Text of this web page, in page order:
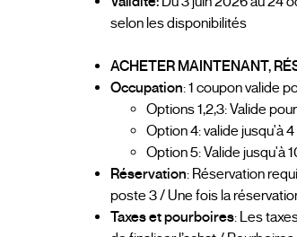
selon les disponibilités
ACHETER MAINTENANT,
Occupation: 1 coupon valide
Options 1,2,3: Valide
Option 4: valide jusqu'à
Option 5: Valide jusqu'à
Réservation: Réservation
poste 3 / Une fois la
Taxes et pourboires: Les